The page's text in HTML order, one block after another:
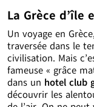
La Grèce d’île
Un voyage en
traversée dans le
civilisation. Mais
fameuse « grâce
dans un hotel club
découvrir les